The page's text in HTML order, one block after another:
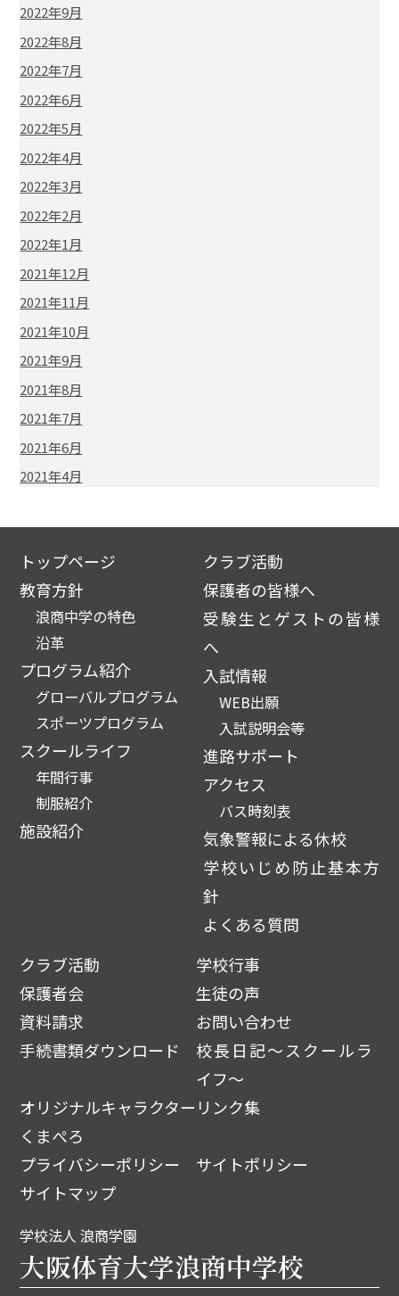
2022年9月
2022年8月
2022年7月
2022年6月
2022年5月
2022年4月
2022年3月
2022年2月
2022年1月
2021年12月
2021年11月
2021年10月
2021年9月
2021年8月
2021年7月
2021年6月
2021年4月
トップページ
教育方針
浪商中学の特色
沿革
プログラム紹介
グローバルプログラム
スポーツプログラム
スクールライフ
年間行事
制服紹介
施設紹介
クラブ活動
保護者の皆様へ
受験生とゲストの皆様
へ
入試情報
WEB出願
入試説明会等
進路サポート
アクセス
バス時刻表
気象警報による休校
学校いじめ防止基本方
針
よくある質問
クラブ活動
学校行事
保護者会
生徒の声
資料請求
お問い合わせ
手続書類ダウンロード
校長日記～スクールラ
イフ～
オリジナルキャラクター
くまぺろ
リンク集
プライバシーポリシー
サイトポリシー
サイトマップ
学校法人 浪商学園
大阪体育大学浪商中学校